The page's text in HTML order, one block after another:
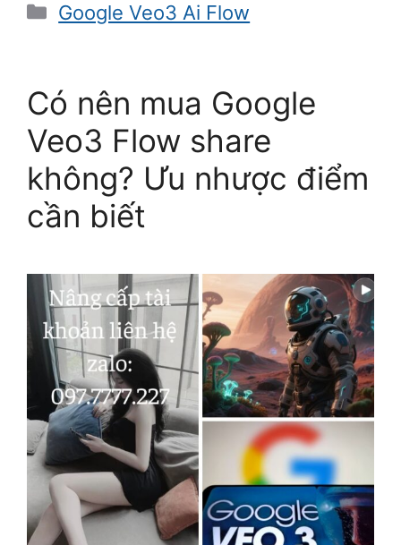
Danh
Google Veo3 Ai Flow
Có nên mua Google
Veo3 Flow share
không? Ưu nhược điểm
cần biết